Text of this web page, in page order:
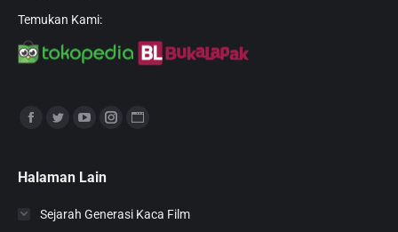
Temukan Kami:
Find us on:
opens
new
opens
new
opens
new new new
Halaman Lain
Sejarah Generasi Kaca Film